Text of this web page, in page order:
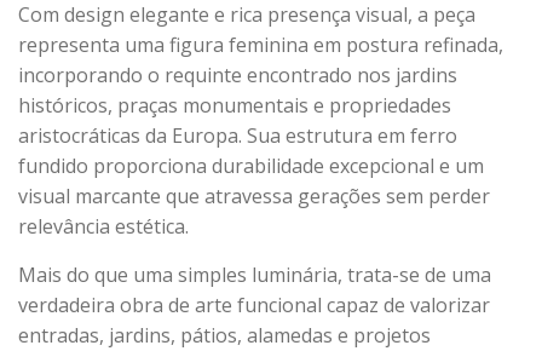
Com design elegante e rica presença visual, a peça
representa uma figura feminina em postura refinada,
incorporando o requinte encontrado nos jardins
históricos, praças monumentais e propriedades
aristocráticas da Europa. Sua estrutura em ferro
fundido proporciona durabilidade excepcional e um
visual marcante que atravessa gerações sem perder
relevância estética.
Mais do que uma simples luminária, trata-se de uma
verdadeira obra de arte funcional capaz de valorizar
entradas, jardins, pátios, alamedas e projetos